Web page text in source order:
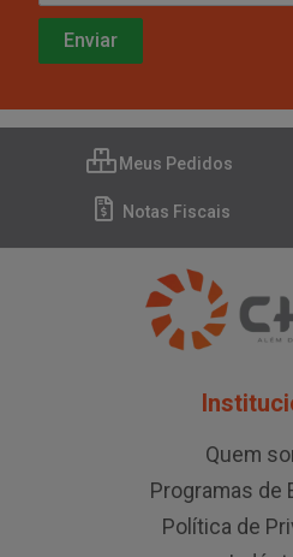
Meus Pedidos
Notas Fiscais
Quem
Programas de
Política de